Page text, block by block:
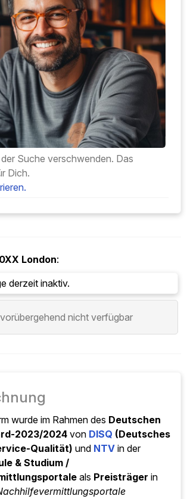
Suche verschwenden. Das
Dich.
London:
derzeit inaktiv.
nicht verfügbar
wurde im Rahmen des Deutschen
2023/2024 von DISQ (Deutsches
Qualität) und NTV in der
& Studium /
als Preisträger in